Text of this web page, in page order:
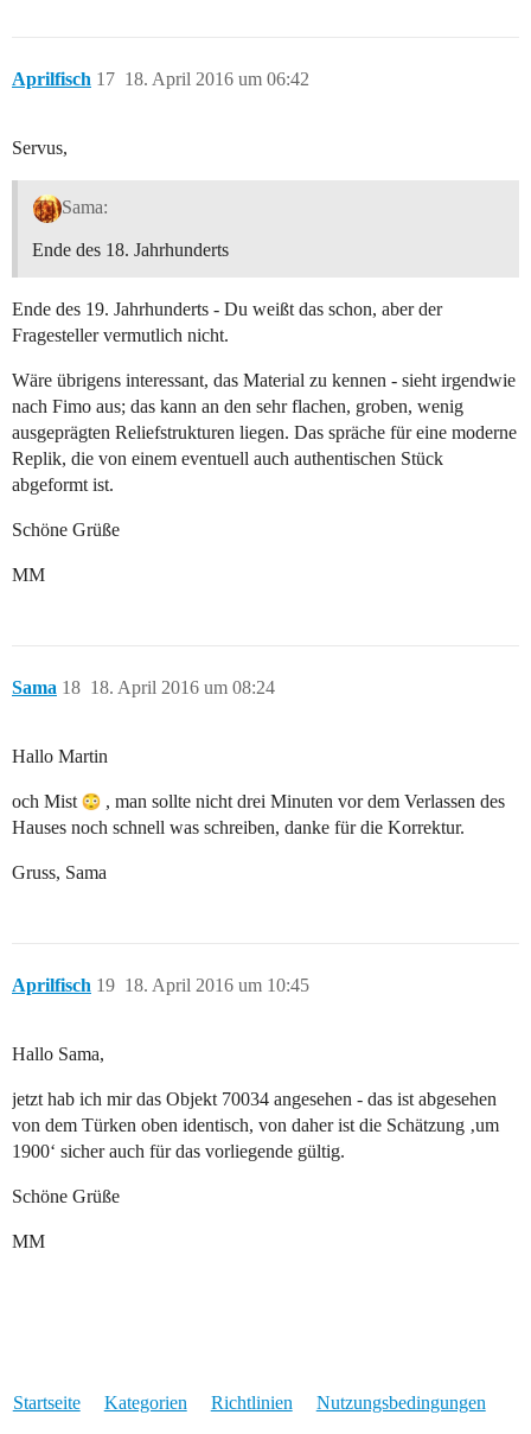
Aprilfisch 18. April 2016 um 06:42
17
Servus,
Sama:
Ende des 18. Jahrhunderts
Ende des 19. Jahrhunderts - Du weißt das schon, aber der
Fragesteller vermutlich nicht.
Wäre übrigens interessant, das Material zu kennen - sieht irgendwie
nach Fimo aus; das kann an den sehr flachen, groben, wenig
ausgeprägten Reliefstrukturen liegen. Das spräche für eine moderne
Replik, die von einem eventuell auch authentischen Stück
abgeformt ist.
Schöne Grüße
MM
Sama 18. April 2016 um 08:24
18
Hallo Martin
och Mist
, man sollte nicht drei Minuten vor dem Verlassen des
Hauses noch schnell was schreiben, danke für die Korrektur.
Gruss, Sama
Aprilfisch 18. April 2016 um 10:45
19
Hallo Sama,
jetzt hab ich mir das Objekt 70034 angesehen - das ist abgesehen
von dem Türken oben identisch, von daher ist die Schätzung ‚um
1900‘ sicher auch für das vorliegende gültig.
Schöne Grüße
MM
Startseite Kategorien Richtlinien Nutzungsbedingungen